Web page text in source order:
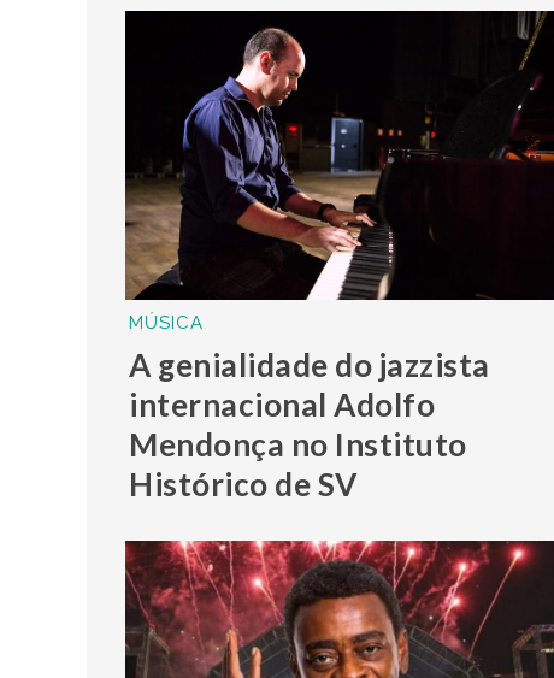
MÚSICA
A genialidade do jazzista
internacional Adolfo
Mendonça no Instituto
Histórico de SV